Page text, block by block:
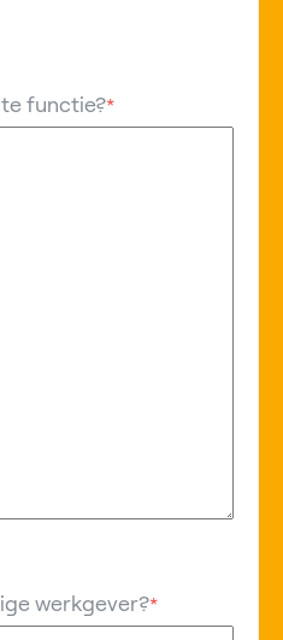
functie?*
werkgever?*